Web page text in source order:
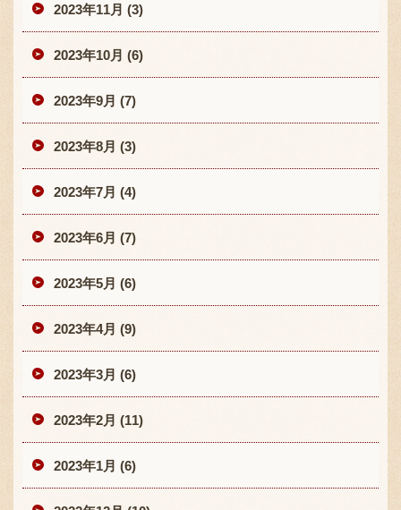
2023年11月 (3)
2023年10月 (6)
2023年9月 (7)
2023年8月 (3)
2023年7月 (4)
2023年6月 (7)
2023年5月 (6)
2023年4月 (9)
2023年3月 (6)
2023年2月 (11)
2023年1月 (6)